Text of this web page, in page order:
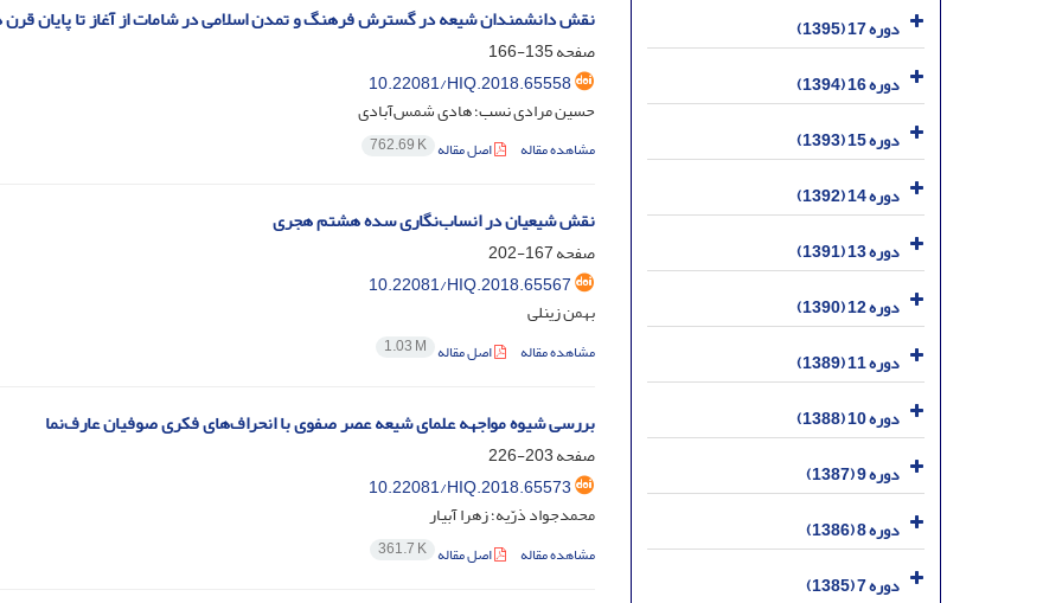
نقش دانشمندان شیعه در گسترش فرهنگ و تمدن اسلامی در شامات از آغاز تا پایان
صفحه135-166
10.22081/HIQ.2018.65558
حسین مرادی نسب؛ هادی شمس‌آبادی
مشاهده مقاله اصل مقاله 762.69 K
نقش شیعیان در انساب‌نگاری سده هشتم هجری
صفحه167-202
10.22081/HIQ.2018.65567
بهمن زینلی
مشاهده مقاله اصل مقاله 1.03 M
بررسی شیوه مواجهه علمای شیعه عصر صفوی با انحراف‌های فکری صوفیان عارف‌نما
صفحه203-226
10.22081/HIQ.2018.65573
محمدجواد ذرّیه؛ زهرا آبیار
مشاهده مقاله اصل مقاله 361.7 K
دوره 17 (1395)
دوره 16 (1394)
دوره 15 (1393)
دوره 14 (1392)
دوره 13 (1391)
دوره 12 (1390)
دوره 11 (1389)
دوره 10 (1388)
دوره 9 (1387)
دوره 8 (1386)
دوره 7 (1385)